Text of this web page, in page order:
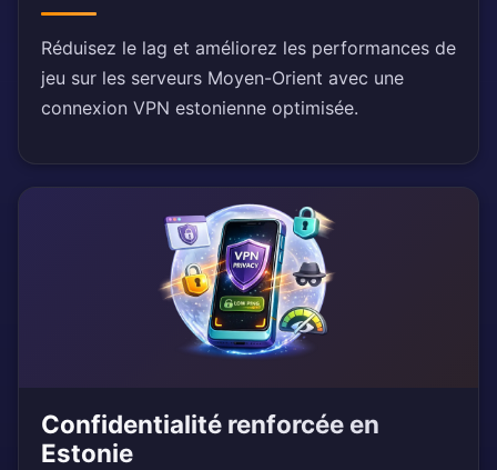
Réduisez le lag et améliorez les performances de
jeu sur les serveurs Moyen-Orient avec une
connexion VPN estonienne optimisée.
Confidentialité renforcée en
Estonie